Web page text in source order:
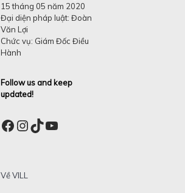
15 tháng 05 năm 2020
Đại diện pháp luật: Đoàn
Văn Lợi
Chức vụ: Giám Đốc Điều
Hành
Follow us and keep
updated!
Facebook
Instagram
TikTok
YouTube
Về VILL